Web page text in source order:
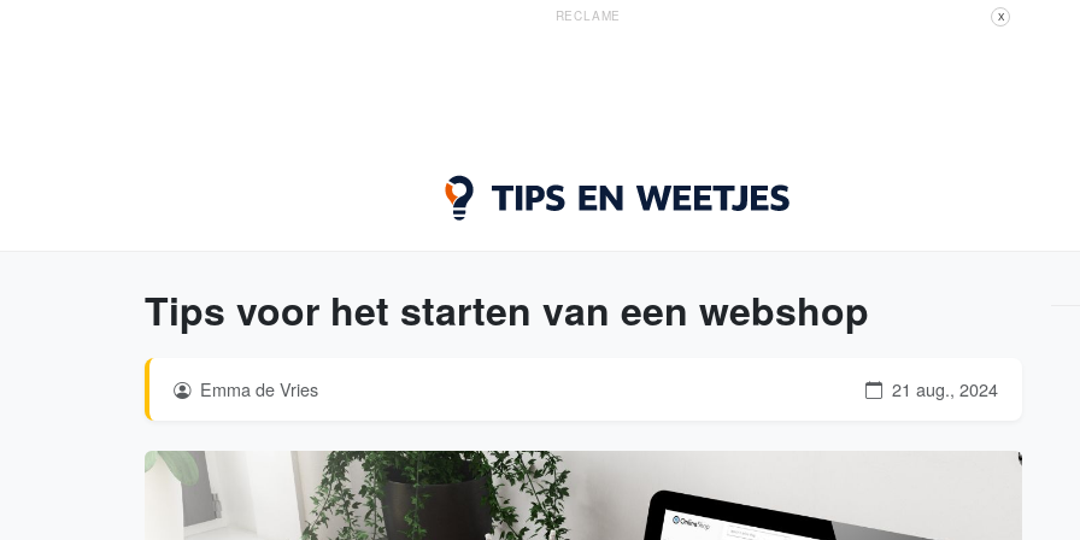
RECLAME X
Tips voor het starten van een webshop
Emma de Vries 21 aug., 2024